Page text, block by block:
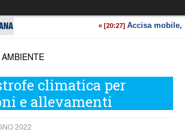
climatica per
e allevamenti
2022